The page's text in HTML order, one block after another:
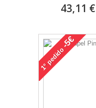
43,11 €
1°
pedido
-5€